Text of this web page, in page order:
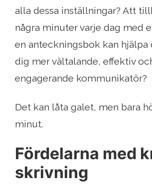
alla dessa inställningar? Att
några minuter varje dag med
en anteckningsbok kan hjälpa
dig mer vältalande, effektiv
engagerande kommunikatör?
Det kan låta galet, men bara
minut.
Fördelarna med
skrivning